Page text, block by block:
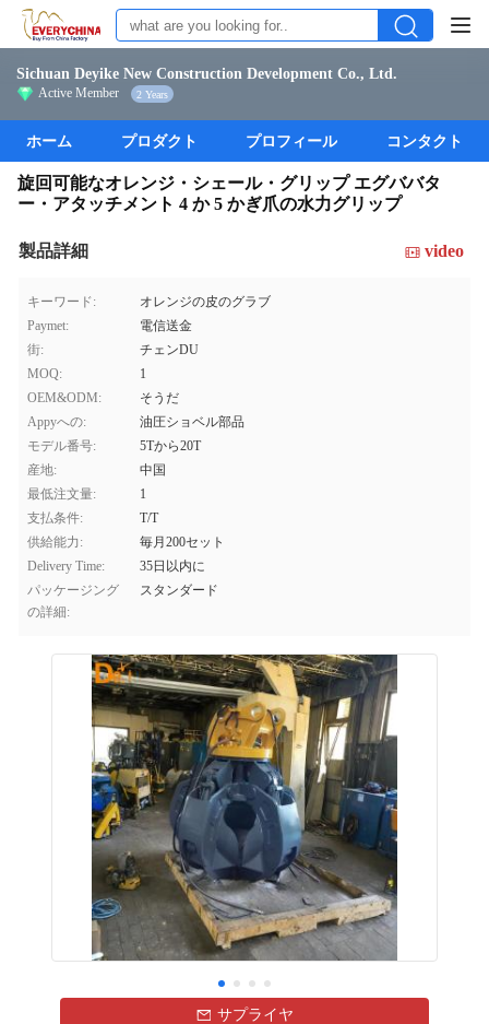
Sichuan Deyike New Construction Development Co., Ltd.
Active Member 2 Years
ホーム プロダクト プロフィール コンタクト
旋回可能なオレンジ・シェール・グリップ エグババタ
ー・アタッチメント 4 か 5 かぎ爪の水力グリップ
製品詳細 video
キーワード:
オレンジの皮のグラブ
Paymet:
電信送金
街:
チェンDU
MOQ:
1
OEM&ODM:
そうだ
Appyへの:
油圧ショベル部品
モデル番号:
5Tから20T
産地:
中国
最低注文量:
1
支払条件:
T/T
供給能力:
毎月200セット
Delivery Time:
35日以内に
パッケージング
の詳細:
スタンダード
サプライヤ